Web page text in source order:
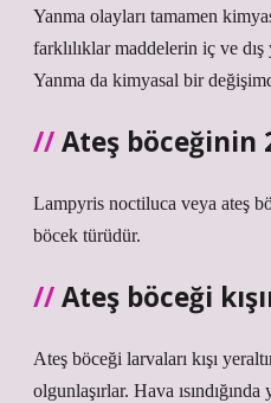
Yanma olayları tamamen
farklılıklar maddelerin iç ve dış
Yanma da kimyasal bir
Ateş böceğinin
Lampyris noctiluca veya ateş
böcek türüdür.
Ateş böceği
Ateş böceği larvaları kışı
olgunlaşırlar. Hava